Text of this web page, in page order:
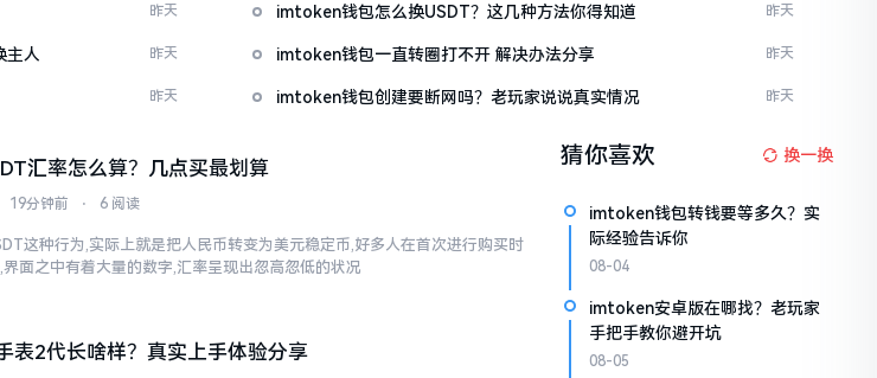
昨天
主人 昨天
昨天
imtoken钱包怎么换USDT？这几种方法你得知道 昨天
imtoken钱包一直转圈打不开 解决办法分享 昨天
imtoken钱包创建要断网吗？老玩家说说真实情况 昨天
汇率怎么算？几点买最划算
19分钟前 ⋅ 6 阅读
这种行为,实际上就是把人民币转变为美元稳定币,好多人在首次进行购买时
面之中有着大量的数字,汇率呈现出忽高忽低的状况
表2代长啥样？真实上手体验分享
猜你喜欢 换一换
imtoken钱包转钱要等多久？实
际经验告诉你
08-04
imtoken安卓版在哪找？老玩家
手把手教你避开坑
08-05